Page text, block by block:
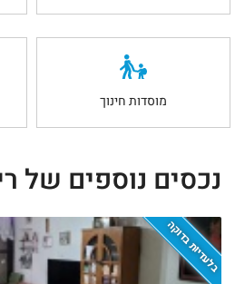
מוסדות חינוך
נכסים נוספים של
בלעדיות בדוקה